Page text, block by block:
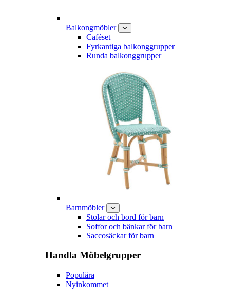
Balkongmöbler
Caféset
Fyrkantiga balkonggrupper
Runda balkonggrupper
Barnmöbler
Stolar och bord för barn
Soffor och bänkar för barn
Saccosäckar för barn
Handla Möbelgrupper
Populära
Nyinkommet